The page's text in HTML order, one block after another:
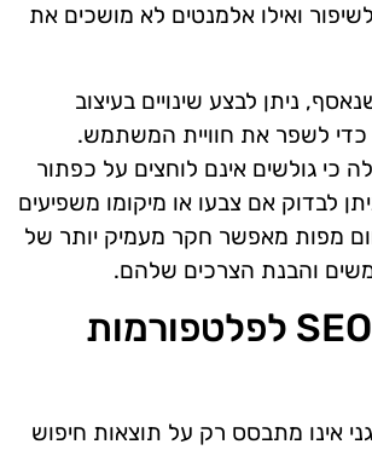
ואילו אלמנטים לא מושכים את
ניתן לבצע שינויים בעיצוב
כדי לשפר את חוויית המשתמש.
כי גולשים אינם לוחצים על כפתור
לבדוק אם צבעו או מיקומו משפיעים
מפות מאפשר חקר מעמיק יותר של
והבנת הצרכים שלהם.
הקשר בין SEO לפלטפורמות
אינו מתבסס רק על תוצאות חיפוש